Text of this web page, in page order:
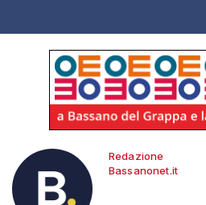
Redazione
Bassanonet.it